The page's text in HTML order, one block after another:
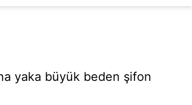
yaka büyük beden şifon